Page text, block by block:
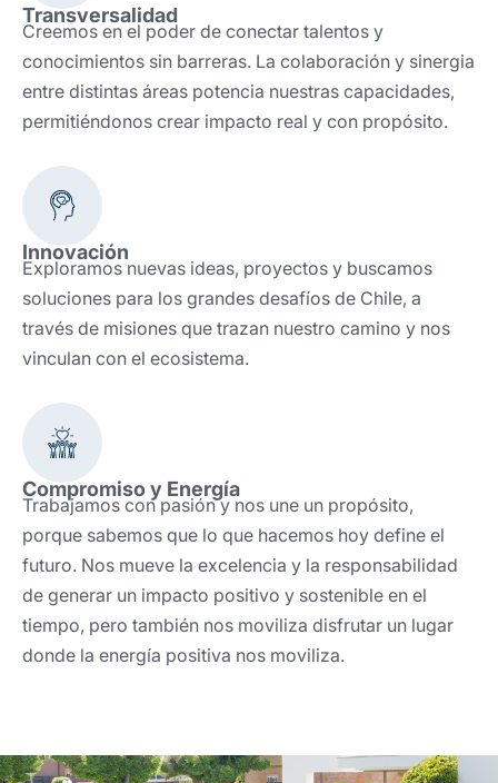
Transversalidad
Creemos en el poder de conectar talentos y
conocimientos sin barreras. La colaboración y sinergia
entre distintas áreas potencia nuestras capacidades,
permitiéndonos crear impacto real y con propósito.
Innovación
Exploramos nuevas ideas, proyectos y buscamos
soluciones para los grandes desafíos de Chile, a
través de misiones que trazan nuestro camino y nos
vinculan con el ecosistema.
Compromiso y Energía
Trabajamos con pasión y nos une un propósito,
porque sabemos que lo que hacemos hoy define el
futuro. Nos mueve la excelencia y la responsabilidad
de generar un impacto positivo y sostenible en el
tiempo, pero también nos moviliza disfrutar un lugar
donde la energía positiva nos moviliza.